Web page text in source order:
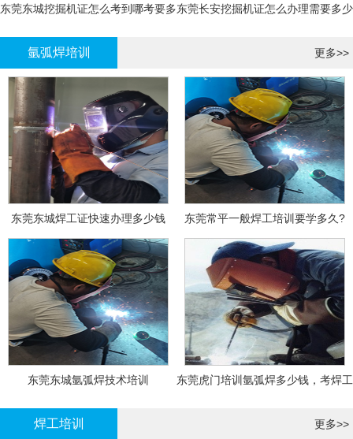
东莞东城挖掘机证怎么考到哪考要多东莞长安挖掘机证怎么办理需要多少
氩弧焊培训 更多>>
东莞东城焊工证快速办理多少钱 东莞常平一般焊工培训要学多久?
东莞东城氩弧焊技术培训
东莞虎门培训氩弧焊多少钱，考焊工
焊工培训 更多>>